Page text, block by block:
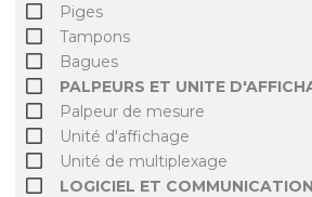
Piges
Tampons
Bagues
PALPEURS ET UNITE
Palpeur de mesure
Unité d'affichage
Unité de multiplexage
LOGICIEL ET COMMUNICATION